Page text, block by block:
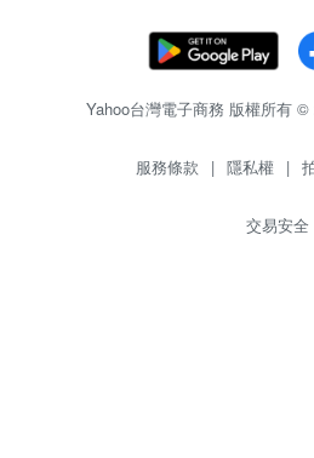
Yahoo台灣電子商務 版權所有
服務條款 | 隱私權 |
交易安全